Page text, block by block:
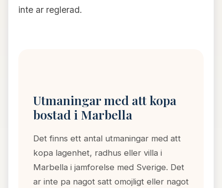
inte ar reglerad.
Utmaningar med att kopa
bostad i Marbella
Det finns ett antal utmaningar med att
kopa lagenhet, radhus eller villa i
Marbella i jamforelse med Sverige. Det
ar inte pa nagot satt omojligt eller nagot